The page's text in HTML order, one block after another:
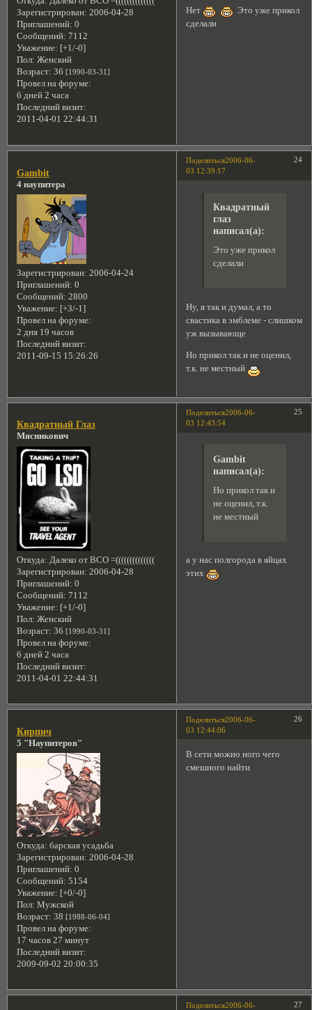
Зарегистрирован: 2006-04-28
Приглашений: 0
Сообщений: 7112
Уважение: [+1/-0]
Пол: Женский
Возраст: 36 [1990-03-31]
Провел на форуме:
6 дней 2 часа
Последний визит:
2011-04-01 22:44:31
Нет
Это уже прикол
сделали
Поделиться 24
2006-06-
03 12:39:17
Gambit
4 наупитера
Зарегистрирован: 2006-04-24
Приглашений: 0
Сообщений: 2800
Уважение: [+3/-1]
Провел на форуме:
2 дня 19 часов
Последний визит:
2011-09-15 15:26:26
Квадратный
глаз
написал(а):
Это уже прикол
сделали
Ну, я так и думал, а то
свастика в эмблеме - слишком
уж вызывающе
Но прикол так и не оценил,
т.к. не местный
Поделиться 25
2006-06-
03 12:43:54
Квадратный Глаз
Мясникович
Откуда: Далеко от ВСО =((((((((((((((
Зарегистрирован: 2006-04-28
Приглашений: 0
Сообщений: 7112
Уважение: [+1/-0]
Пол: Женский
Возраст: 36 [1990-03-31]
Провел на форуме:
6 дней 2 часа
Последний визит:
2011-04-01 22:44:31
Gambit
написал(а):
Но прикол так и
не оценил, т.к.
не местный
а у нас полгорода в яйцах
этих
Поделиться 26
2006-06-
03 12:44:06
Кирпич
5 "Наупитеров"
Откуда: барская усадьба
Зарегистрирован: 2006-04-28
Приглашений: 0
Сообщений: 5154
Уважение: [+0/-0]
Пол: Мужской
Возраст: 38 [1988-06-04]
Провел на форуме:
17 часов 27 минут
Последний визит:
2009-09-02 20:00:35
В сети можно ного чего
смешного найти
Поделиться 27
2006-06-